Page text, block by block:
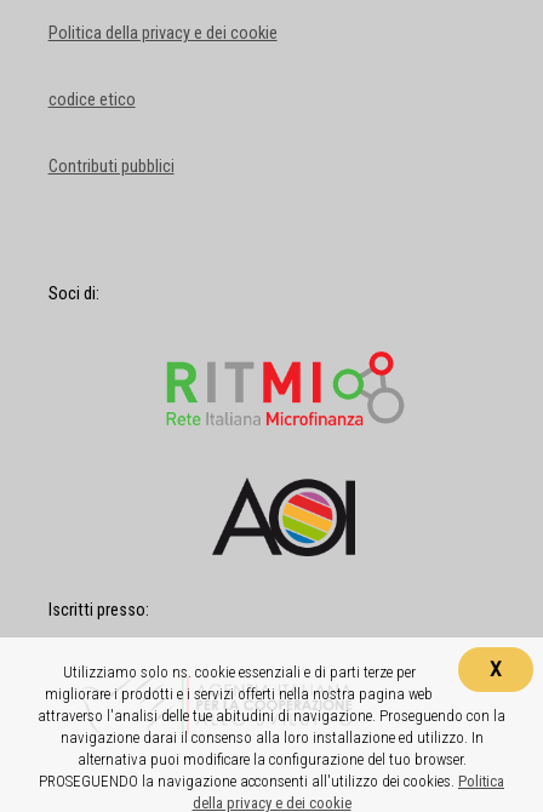
Politica della privacy e dei cookie
codice etico
Contributi pubblici
Soci di:
Iscritti presso:
X
Utilizziamo solo ns. cookie essenziali e di parti terze per
migliorare i prodotti e i servizi offerti nella nostra pagina web
attraverso l'analisi delle tue abitudini di navigazione. Proseguendo con la
navigazione darai il consenso alla loro installazione ed utilizzo. In
alternativa puoi modificare la configurazione del tuo browser.
PROSEGUENDO la navigazione acconsenti all'utilizzo dei cookies. Politica
della privacy e dei cookie